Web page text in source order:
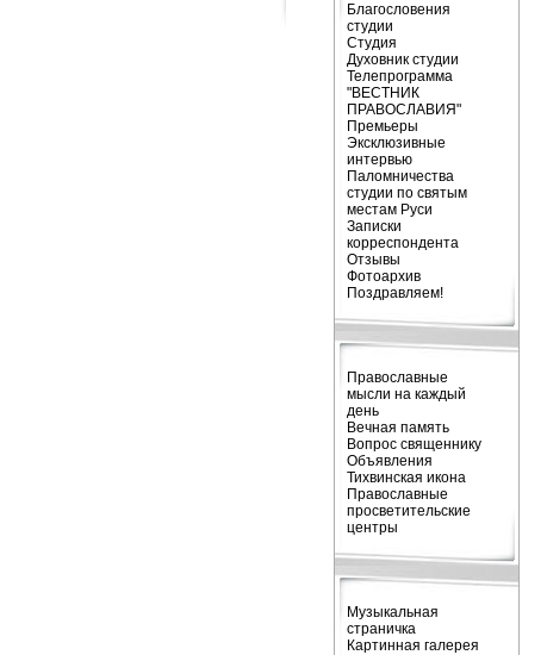
Благословения
студии
Студия
Духовник студии
Телепрограмма
"ВЕСТНИК
ПРАВОСЛАВИЯ"
Премьеры
Эксклюзивные
интервью
Паломничества
студии по святым
местам Руси
Записки
корреспондента
Отзывы
Фотоархив
Поздравляем!
Православные
мысли на каждый
день
Вечная память
Вопрос священнику
Объявления
Тихвинская икона
Православные
просветительские
центры
Музыкальная
страничка
Картинная галерея